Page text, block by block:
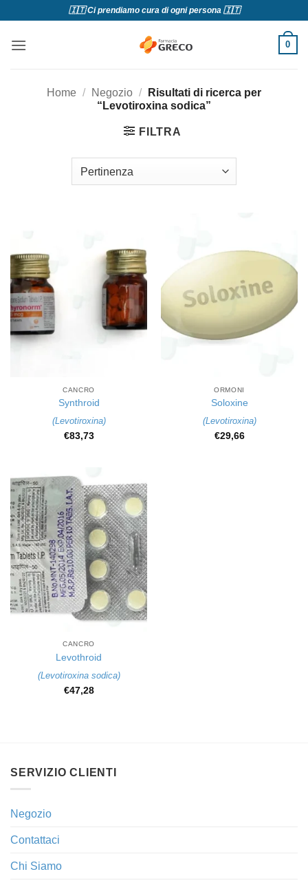
contenuti
🇮🇹 Ci prendiamo cura di ogni persona 🇮🇹
0
Home / Negozio /
Risultati di ricerca per
“Levotiroxina sodica”
FILTRA
CANCRO
Synthroid
(Levotiroxina)
€83,73
ORMONI
Soloxine
(Levotiroxina)
€29,66
CANCRO
Levothroid
(Levotiroxina sodica)
€47,28
SERVIZIO CLIENTI
Negozio
Contattaci
Chi Siamo